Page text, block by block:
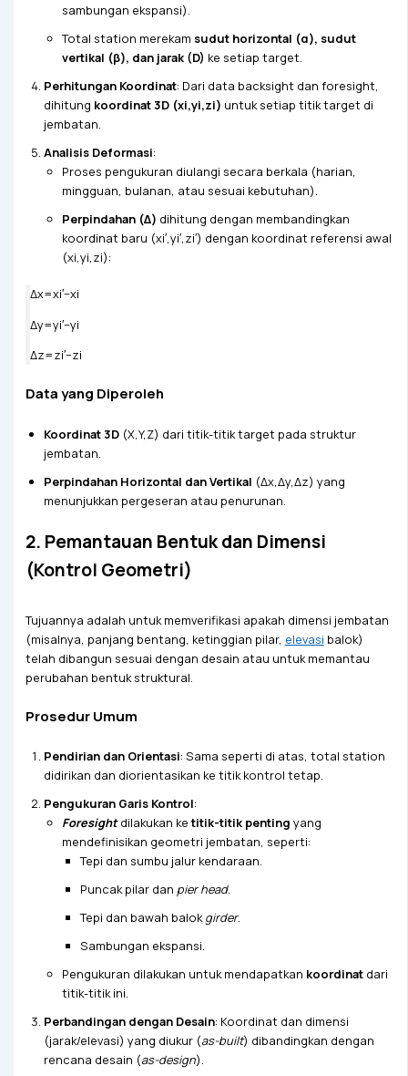
sambungan ekspansi).
Total station merekam sudut horizontal (α), sudut
vertikal (β), dan jarak (D) ke setiap target.
Perhitungan Koordinat: Dari data backsight dan foresight,
dihitung koordinat 3D (xi​,yi​,zi​) untuk setiap titik target di
jembatan.
Analisis Deformasi:
Proses pengukuran diulangi secara berkala (harian,
mingguan, bulanan, atau sesuai kebutuhan).
Perpindahan (Δ) dihitung dengan membandingkan
koordinat baru (xi′​,yi′​,zi′​) dengan koordinat referensi awal
(xi​,yi​,zi​):
Δx=xi′​−xi​
Δy=yi′​−yi​
Δz=zi′​−zi​
Data yang Diperoleh
Koordinat 3D(X,Y,Z) dari titik-titik target pada struktur
jembatan.
Perpindahan Horizontal dan Vertikal (Δx,Δy,Δz) yang
menunjukkan pergeseran atau penurunan.
2. Pemantauan Bentuk dan Dimensi
(Kontrol Geometri)
Tujuannya adalah untuk memverifikasi apakah dimensi jembatan
(misalnya, panjang bentang, ketinggian pilar, elevasi balok)
telah dibangun sesuai dengan desain atau untuk memantau
perubahan bentuk struktural.
Prosedur Umum
Pendirian dan Orientasi: Sama seperti di atas, total station
didirikan dan diorientasikan ke titik kontrol tetap.
Pengukuran Garis Kontrol:
Foresightdilakukan ketitik-titik penting yang
mendefinisikan geometri jembatan, seperti:
Tepi dan sumbu jalur kendaraan.
Puncak pilar dan pier head.
Tepi dan bawah balokgirder.
Sambungan ekspansi.
Pengukuran dilakukan untuk mendapatkan koordinatdari
titik-titik ini.
Perbandingan dengan Desain: Koordinat dan dimensi
(jarak/elevasi) yang diukur (as-built) dibandingkan dengan
rencana desain (as-design).